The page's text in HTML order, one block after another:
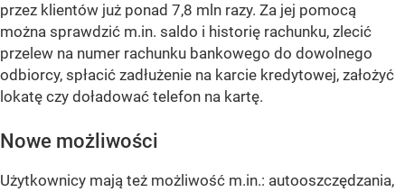
przez klientów już ponad 7,8 mln razy. Za jej pomocą
można sprawdzić m.in. saldo i historię rachunku, zlecić
przelew na numer rachunku bankowego do dowolnego
odbiorcy, spłacić zadłużenie na karcie kredytowej, założyć
lokatę czy doładować telefon na kartę.
Nowe możliwości
Użytkownicy mają też możliwość m.in.: autooszczędzania,